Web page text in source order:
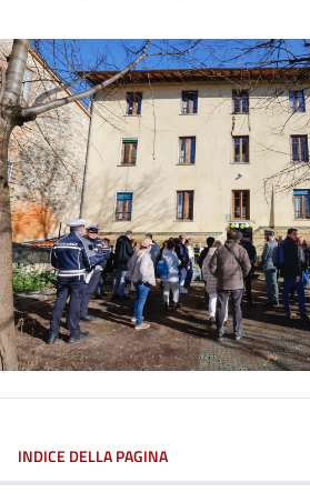
INDICE DELLA PAGINA